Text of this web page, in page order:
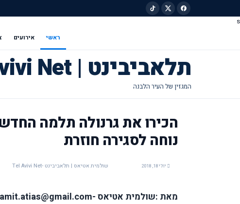
s
ראשי אירועים
תלאביבינט | Tel Avivi Net
הכירו את גרנולה תלמה
נוחה לסגירה חוזרת
יולי 18, 2018 שולמית אטיאס | תלאביבינט -Tel Avivi Net
מאת :שולמית אטיאס -shulamit.atias@gmail.com